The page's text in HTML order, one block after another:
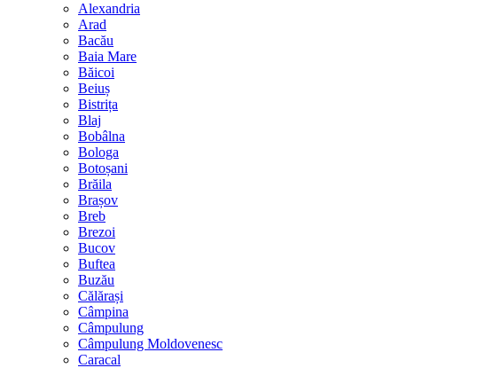
Alexandria
Arad
Bacău
Baia Mare
Băicoi
Beiuș
Bistrița
Blaj
Bobâlna
Bologa
Botoșani
Brăila
Brașov
Breb
Brezoi
Bucov
Buftea
Buzău
Călărași
Câmpina
Câmpulung
Câmpulung Moldovenesc
Caracal